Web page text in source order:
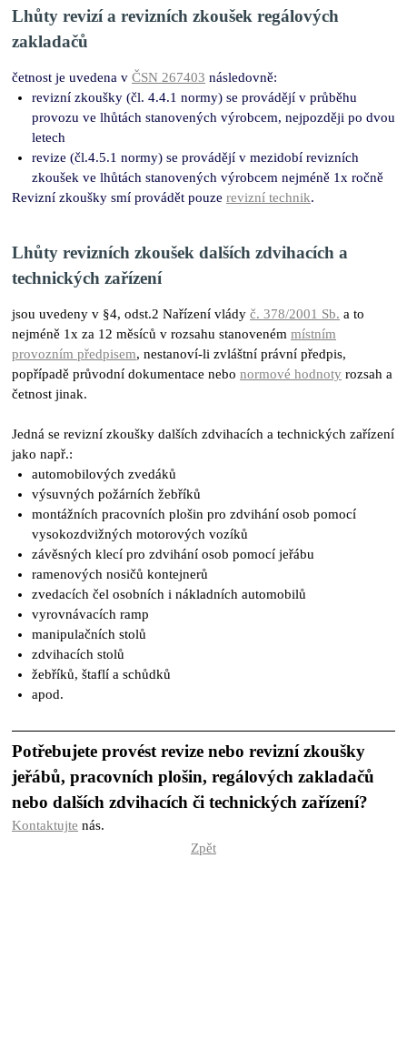
Lhůty revizí a revizních zkoušek regálových
zakladačů
četnost je uvedena v ČSN 267403 následovně:
revizní zkoušky (čl. 4.4.1 normy) se provádějí v průběhu
provozu ve lhůtách stanovených výrobcem, nejpozději po dvou
letech
revize (čl.4.5.1 normy) se provádějí v mezidobí revizních
zkoušek ve lhůtách stanovených výrobcem nejméně 1x ročně
Revizní zkoušky smí provádět pouze revizní technik.
Lhůty revizních zkoušek dalších zdvihacích a
technických zařízení
jsou uvedeny v §4, odst.2 Nařízení vlády č. 378/2001 Sb. a to
nejméně 1x za 12 měsíců v rozsahu stanoveném místním
provozním předpisem, nestanoví-li zvláštní právní předpis,
popřípadě průvodní dokumentace nebo normové hodnoty rozsah a
četnost jinak.
Jedná se revizní zkoušky dalších zdvihacích a technických zařízení
jako např.:
automobilových zvedáků
výsuvných požárních žebříků
montážních pracovních plošin pro zdvihání osob pomocí
vysokozdvižných motorových vozíků
závěsných klecí pro zdvihání osob pomocí jeřábu
ramenových nosičů kontejnerů
zvedacích čel osobních i nákladních automobilů
vyrovnávacích ramp
manipulačních stolů
zdvihacích stolů
žebříků, štaflí a schůdků
apod.
Potřebujete provést revize nebo revizní zkoušky
jeřábů, pracovních plošin, regálových zakladačů
nebo dalších zdvihacích či technických zařízení?
Kontaktujte nás.
Zpět